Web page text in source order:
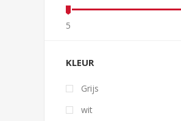
5
KLEUR
Grijs
wit